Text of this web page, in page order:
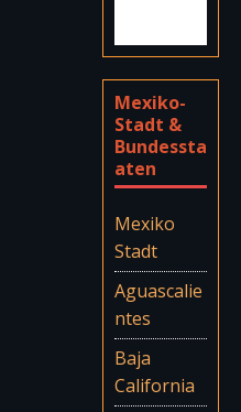
Mexiko-
Stadt &
Bundessta
aten
Mexiko
Stadt
Aguascalie
ntes
Baja
California